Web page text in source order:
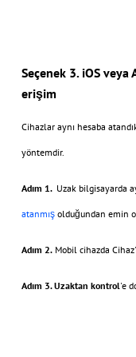
Seçenek 3. iOS
erişim
Cihazlar aynı hesaba
yöntemdir.
Adım 1. Uzak bilgisayarda
atanmışolduğundan emin
Adım 2.Mobil cihazda
Adım 3.Uzaktan kontrol'e